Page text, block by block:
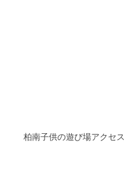
柏南子供の遊び場アクセス